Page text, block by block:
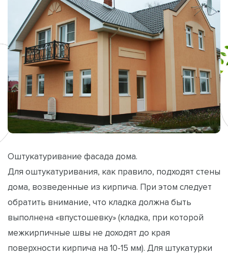
Оштукатуривание фасада дома.
Для оштукатуривания, как правило, подходят стены
дома, возведенные из кирпича. При этом следует
обратить внимание, что кладка должна быть
выполнена «впустошевку» (кладка, при которой
межкирпичные швы не доходят до края
поверхности кирпича на 10-15 мм). Для штукатурки